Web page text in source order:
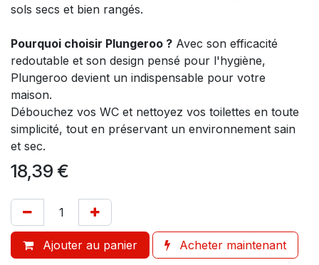
sols secs et bien rangés.
Pourquoi choisir Plungeroo ? Avec son efficacité
redoutable et son design pensé pour l'hygiène,
Plungeroo devient un indispensable pour votre
maison.
Débouchez vos WC et nettoyez vos toilettes en toute
simplicité, tout en préservant un environnement sain
et sec.
18,39 €
Ajouter au panier Acheter maintenant